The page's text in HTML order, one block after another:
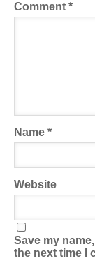
Comment *
Name *
Website
Save my
the next time I